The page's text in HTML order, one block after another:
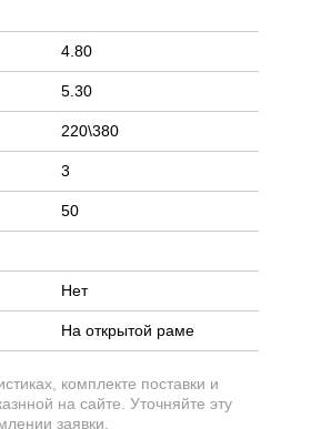
4.80
5.30
220\380
3
50
Нет
На открытой раме
комплекте поставки и
на сайте. Уточняйте эту
заявки.